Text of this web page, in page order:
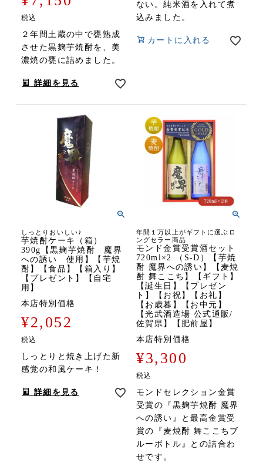
税込
２年間土蔵の中で甕熟成
させた黒麹芋焼酎を、美
濃焼の甕に詰めました。
詳細を見る
ない。純米酒を入れて煮
込みました。
カートに入れる
しっとりおいしい♪
芋焼酎ケーキ（箱）
390g【黒麹芋焼酎 魔界
への誘い 使用】【芋焼
酎】【食品】【箱入り】
【プレゼント】【自宅
用】
本店特別価格
¥2,052
税込
しっとりと焼き上げた新
感覚の和風ケーキ！
詳細を見る
年間１万以上がギフトに選ぶロ
ングセラー商品
モンド金賞受賞酒セット
720ml×2 （S-D）【芋焼
酎 魔界への誘い】【麦焼
酎 舞ここち】【ギフト】
【誕生日】【プレゼン
ト】【お祝】【お礼】
【お歳暮】【お中元】
【光武酒造場 公式通販/
佐賀県】【肥前屋】
本店特別価格
¥3,300
税込
モンドセレクション金賞
受賞の『黒麹芋焼酎 魔界
への誘い』と最高金賞受
賞の『麦焼酎 舞ここちブ
ルーボトル』との詰合わ
せです。